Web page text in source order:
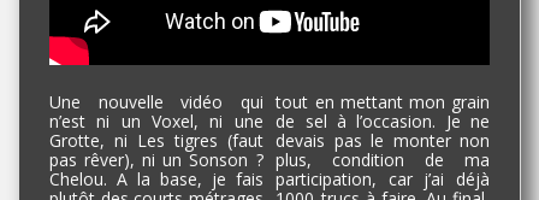
Une nouvelle vidéo qui
n’est ni un Voxel, ni une
Grotte, ni Les tigres (faut
pas rêver), ni un Sonson ?
Chelou. A la base, je fais
tout en mettant mon grain
de sel à l’occasion. Je ne
devais pas le monter non
plus, condition de ma
participation, car j’ai déjà